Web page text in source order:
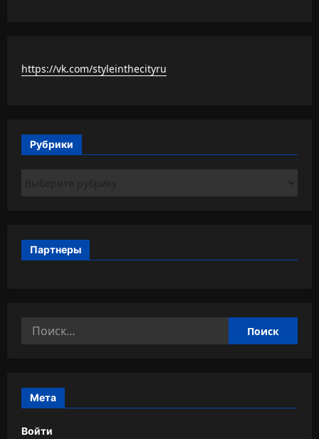
https://vk.com/styleinthecityru
Рубрики
Партнеры
Найти:
Мета
Войти